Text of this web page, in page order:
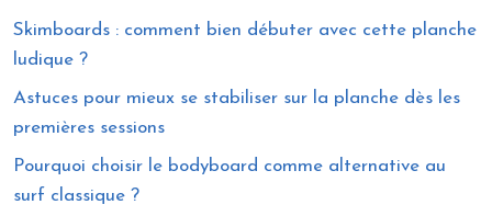
Skimboards : comment bien débuter avec cette planche
ludique ?
Astuces pour mieux se stabiliser sur la planche dès les
premières sessions
Pourquoi choisir le bodyboard comme alternative au
surf classique ?